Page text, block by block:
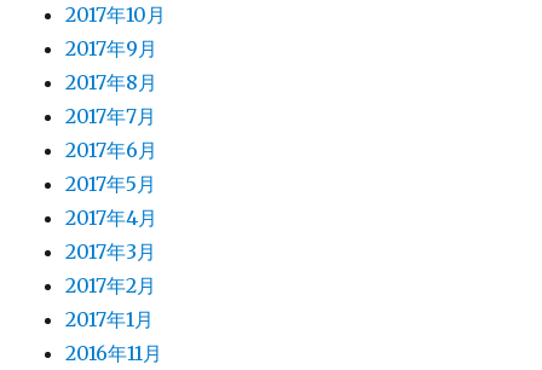
2017年10月
2017年9月
2017年8月
2017年7月
2017年6月
2017年5月
2017年4月
2017年3月
2017年2月
2017年1月
2016年11月